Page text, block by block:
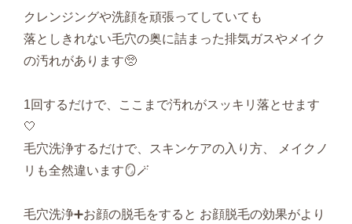
クレンジングや洗顔を頑張ってしていても
落としきれない毛穴の奥に詰まった排気ガスやメイク
の汚れがあります🥺
1回するだけで、ここまで汚れがスッキリ落とせます
🤍
毛穴洗浄するだけで、スキンケアの入り方、 メイクノ
リも全然違います🪞🪄︎︎
毛穴洗浄➕お顔の脱毛をすると お顔脱毛の効果がより